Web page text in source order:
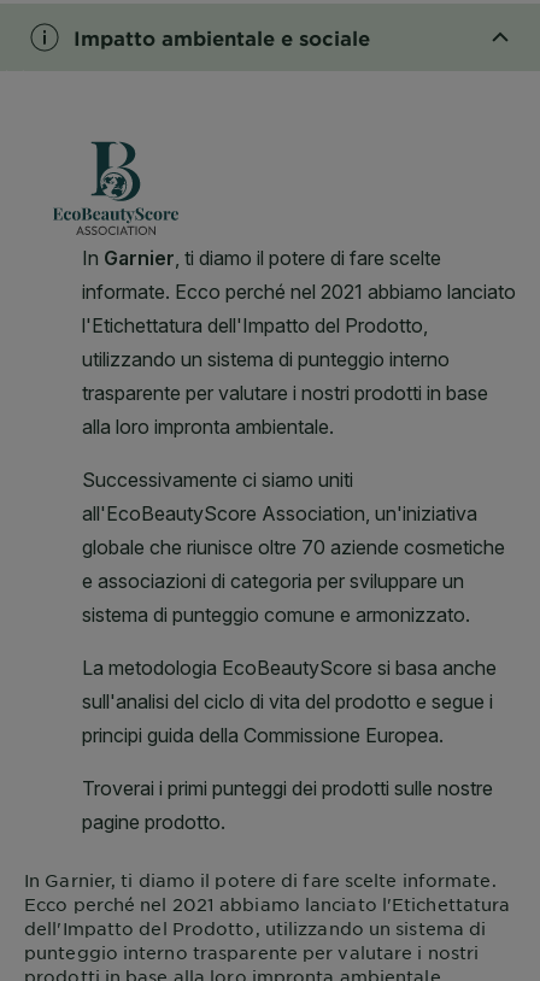
Impatto ambientale e sociale
In Garnier, ti diamo il potere di fare scelte informate.
Ecco perché nel 2021 abbiamo lanciato l'Etichettatura
dell'Impatto del Prodotto, utilizzando un sistema di
punteggio interno trasparente per valutare i nostri